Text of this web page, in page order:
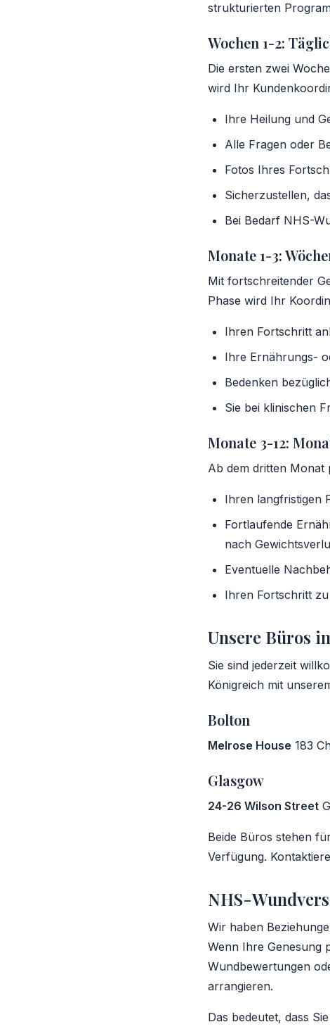
strukturierten
Wochen 1-2:
Die ersten zwei
wird Ihr
Ihre Heilung und
Alle Fragen oder
Fotos Ihres
Sicherzustellen,
Bei Bedarf NHS-
Monate 1-3:
Mit fortschreitender
Phase wird Ihr
Ihren Fortschritt
Ihre Ernährungs-
Bedenken
Sie bei klinischen
Monate 3-12:
Ab dem dritten Monat
Ihren langfristigen
Fortlaufende
nach
Eventuelle
Ihren Fortschritt
Unsere Büros
Sie sind jederzeit
Königreich mit
Bolton
Melrose House 183
Glasgow
24-26 Wilson Street
Beide Büros stehen
Verfügung.
NHS-
Wir haben
Wenn Ihre Genesung
Wundbewertungen
arrangieren.
Das bedeutet, dass